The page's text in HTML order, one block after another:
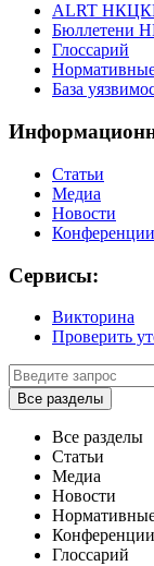
ALRT
Бюллетени
Глоссарий
База
Статьи
Медиа
Новости
Конференции
Сервисы:
Викторина
Проверить
Все разделы
Все разделы
Статьи
Медиа
Новости
Конференции
Глоссарий